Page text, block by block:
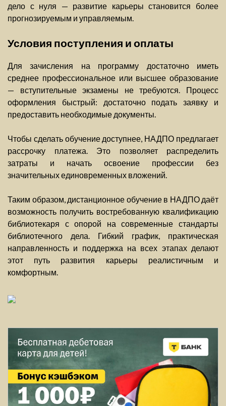
дело с нуля — развитие карьеры становится более
прогнозируемым и управляемым.
Условия поступления и оплаты
Для зачисления на программу достаточно иметь
среднее профессиональное или высшее образование
— вступительные экзамены не требуются. Процесс
оформления быстрый: достаточно подать заявку и
предоставить необходимые документы.
Чтобы сделать обучение доступнее, НАДПО предлагает
рассрочку платежа. Это позволяет распределить
затраты и начать освоение профессии без
значительных единовременных вложений.
Таким образом, дистанционное обучение в НАДПО даёт
возможность получить востребованную квалификацию
библиотекаря с опорой на современные стандарты
библиотечного дела. Гибкий график, практическая
направленность и поддержка на всех этапах делают
этот путь развития карьеры реалистичным и
комфортным.